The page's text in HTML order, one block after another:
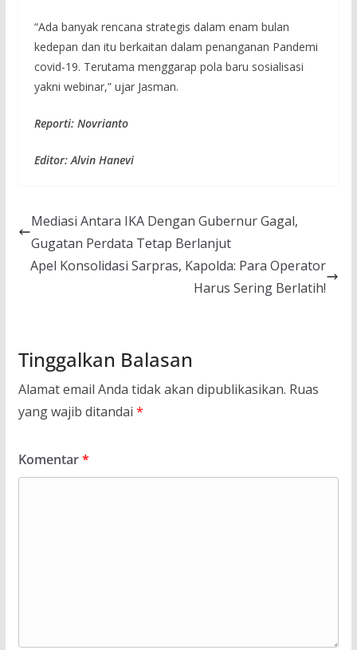
“Ada banyak rencana strategis dalam enam bulan
kedepan dan itu berkaitan dalam penanganan Pandemi
covid-19. Terutama menggarap pola baru sosialisasi
yakni webinar,” ujar Jasman.
Reporti: Novrianto
Editor: Alvin Hanevi
Mediasi Antara IKA Dengan Gubernur Gagal,
Gugatan Perdata Tetap Berlanjut
Apel Konsolidasi Sarpras, Kapolda: Para Operator
Harus Sering Berlatih!
Tinggalkan Balasan
Alamat email Anda tidak akan dipublikasikan. Ruas
yang wajib ditandai *
Komentar*